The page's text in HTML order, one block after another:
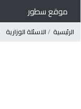
موقع سطور
الرئيسية الاسئلة الوزارية